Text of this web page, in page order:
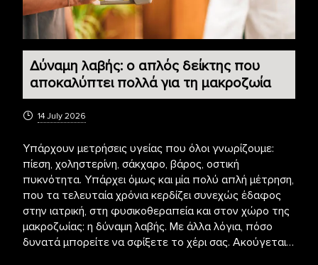
Δύναμη λαβής: ο απλός δείκτης που
αποκαλύπτει πολλά για τη μακροζωία
14 July 2026
Υπάρχουν μετρήσεις υγείας που όλοι γνωρίζουμε:
πίεση, χοληστερίνη, σάκχαρο, βάρος, οστική
πυκνότητα. Υπάρχει όμως και μία πολύ απλή μέτρηση,
που τα τελευταία χρόνια κερδίζει συνεχώς έδαφος
στην ιατρική, στη φυσικοθεραπεία και στον χώρο της
μακροζωίας: η δύναμη λαβής. Με άλλα λόγια, πόσο
δυνατά μπορείτε να σφίξετε το χέρι σας. Ακούγεται…